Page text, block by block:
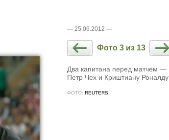
— 25.06.2012 —
Фото 3 из 13
Два капитана перед матчем —
Петр Чех и Криштиану Роналду
ФОТО: REUTERS